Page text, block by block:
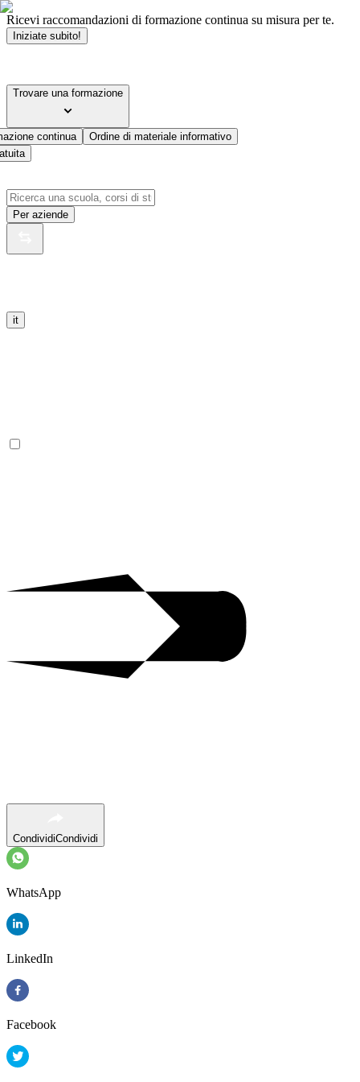
Ricevi raccomandazioni di formazione continua su misura per te.
Iniziate subito!
Trovare una formazione
continua
Ordine di materiale informativo
Per aziende
it
CondividiCondividi
WhatsApp
LinkedIn
Facebook